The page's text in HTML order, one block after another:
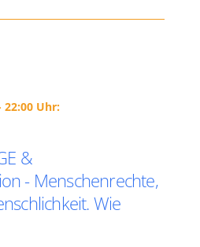
22:00 Uhr:
&
- Menschenrechte,
Wie